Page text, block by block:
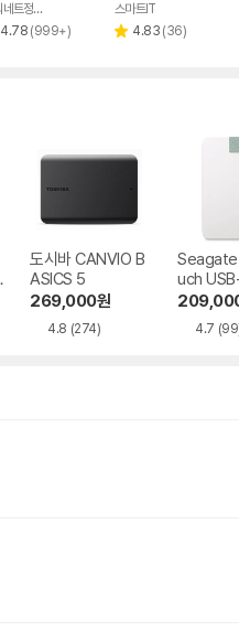
페이
파워네트정보통신
4.78 리
(999+)
스마트IT
별 4.83 리
(36)
도시바 CANVIO B
ASICS 5
269,000원
4.8 (274)
uch
복구
4.7